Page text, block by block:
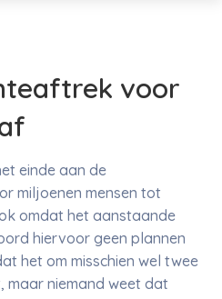
voor
einde aan de
miljoenen mensen tot
omdat het aanstaande
hiervoor geen plannen
het om misschien wel twee
maar niemand weet dat